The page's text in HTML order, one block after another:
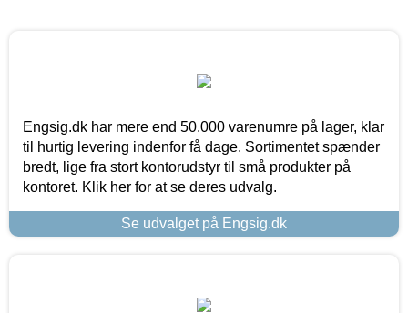
Engsig.dk har mere end 50.000 varenumre på lager, klar
til hurtig levering indenfor få dage. Sortimentet spænder
bredt, lige fra stort kontorudstyr til små produkter på
kontoret. Klik her for at se deres udvalg.
Se udvalget på Engsig.dk